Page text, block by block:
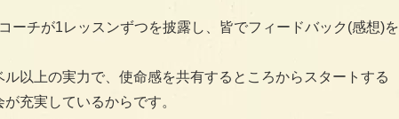
ーチが1レッスンずつを披露し、皆でフィードバック(感想)を
以上の実力で、使命感を共有するところからスタートする
充実しているからです。